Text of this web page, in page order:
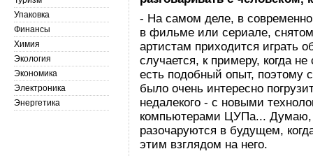
- На самом деле, в
в фильме или сериале,
артистам приходится играть
случается, к примеру, когда
есть подобный опыт, поэтому
было очень интересно
недалекого - с новыми
компьютерами ЦУПа... Думаю,
разочаруются в будущем,
этим взглядом на него.
Упаковка
Финансы
Химия
Экология
Экономика
Электроника
Энергетика